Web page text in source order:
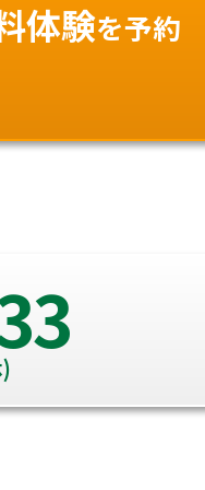
体験を予約